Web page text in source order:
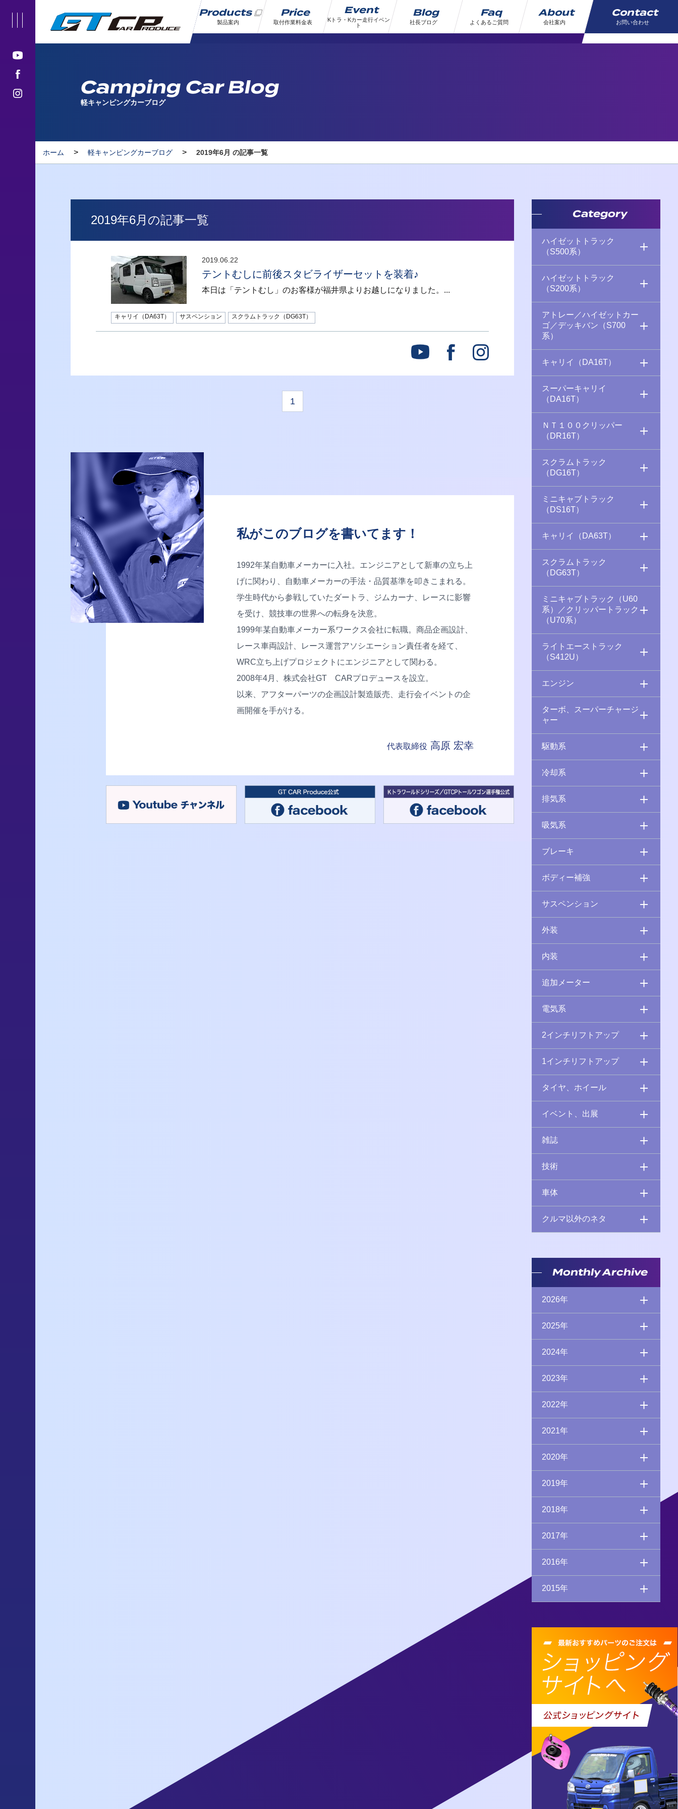
Products
製品案内
Price
取付作業料金表
Event
Kトラ・Kカー走行イベン
ト
Blog
社長ブログ
Faq
よくあるご質問
About
会社案内
Contact
お問い合わせ
Camping Car Blog
軽キャンピングカーブログ
ホーム > 軽キャンピングカーブログ > 2019年6月 の記事一覧
2019年6月の記事一覧
2019.06.22
テントむしに前後スタビライザーセットを装着♪
本日は「テントむし」のお客様が福井県よりお越しになりました。...
キャリイ（DA63T） サスペンション スクラムトラック（DG63T）
1
私がこのブログを書いてます！
1992年某自動車メーカーに入社。エンジニアとして新車の立ち上
げに関わり、自動車メーカーの手法・品質基準を叩きこまれる。
学生時代から参戦していたダートラ、ジムカーナ、レースに影響
を受け、競技車の世界への転身を決意。
1999年某自動車メーカー系ワークス会社に転職。商品企画設計、
レース車両設計、レース運営アソシエーション責任者を経て、
WRC立ち上げプロジェクトにエンジニアとして関わる。
2008年4月、株式会社GT CARプロデュースを設立。
以来、アフターパーツの企画設計製造販売、走行会イベントの企
画開催を手がける。
代表取締役 高原 宏幸
Category
ハイゼットトラック
（S500系）
ハイゼットトラック
（S200系）
アトレー／ハイゼットカー
ゴ／デッキバン（S700
系）
キャリイ（DA16T）
スーパーキャリイ
（DA16T）
ＮＴ１００クリッパー
（DR16T）
スクラムトラック
（DG16T）
ミニキャブトラック
（DS16T）
キャリイ（DA63T）
スクラムトラック
（DG63T）
ミニキャブトラック（U60
系）／クリッパートラック
（U70系）
ライトエーストラック
（S412U）
エンジン
ターボ、スーパーチャージ
ャー
駆動系
冷却系
排気系
吸気系
ブレーキ
ボディー補強
サスペンション
外装
内装
追加メーター
電気系
2インチリフトアップ
1インチリフトアップ
タイヤ、ホイール
イベント、出展
雑誌
技術
車体
クルマ以外のネタ
Monthly Archive
2026年
2025年
2024年
2023年
2022年
2021年
2020年
2019年
2018年
2017年
2016年
2015年